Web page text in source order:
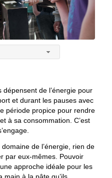
dépensent de l’énergie pour
et durant les pauses avec
période propice pour rendre
à sa consommation. C’est
de l’énergie, rien de
par eux-mêmes. Pouvoir
approche idéale pour les